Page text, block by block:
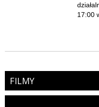
17:00
FILMY